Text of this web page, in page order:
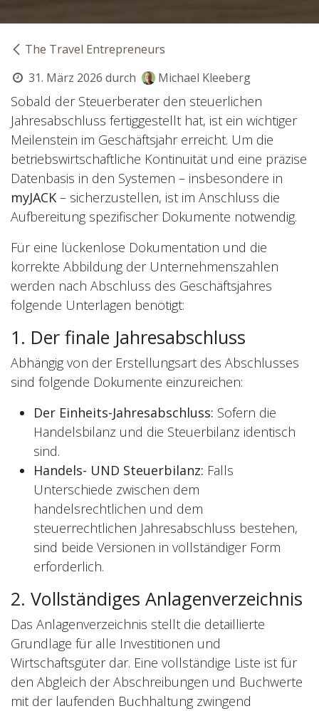
The Travel Entrepreneurs
31. März 2026 durch Michael Kleeberg
Sobald der Steuerberater den steuerlichen
Jahresabschluss fertiggestellt hat, ist ein wichtiger
Meilenstein im Geschäftsjahr erreicht. Um die
betriebswirtschaftliche Kontinuität und eine präzise
Datenbasis in den Systemen – insbesondere in
myJACK – sicherzustellen, ist im Anschluss die
Aufbereitung spezifischer Dokumente notwendig.
Für eine lückenlose Dokumentation und die
korrekte Abbildung der Unternehmenszahlen
werden nach Abschluss des Geschäftsjahres
folgende Unterlagen benötigt:
1. Der finale Jahresabschluss
Abhängig von der Erstellungsart des Abschlusses
sind folgende Dokumente einzureichen:
Der Einheits-Jahresabschluss: Sofern die
Handelsbilanz und die Steuerbilanz identisch
sind.
Handels- UND Steuerbilanz: Falls
Unterschiede zwischen dem
handelsrechtlichen und dem
steuerrechtlichen Jahresabschluss bestehen,
sind beide Versionen in vollständiger Form
erforderlich.
2. Vollständiges Anlagenverzeichnis
Das Anlagenverzeichnis stellt die detaillierte
Grundlage für alle Investitionen und
Wirtschaftsgüter dar. Eine vollständige Liste ist für
den Abgleich der Abschreibungen und Buchwerte
mit der laufenden Buchhaltung zwingend